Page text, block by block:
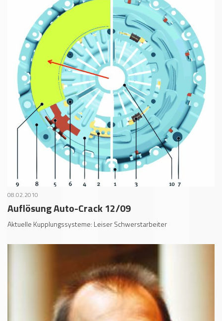
08.02.2010
Auflösung Auto-Crack 12/09
Aktuelle Kupplungssysteme: Leiser Schwerstarbeiter